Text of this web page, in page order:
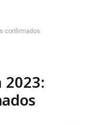
confirmados
2023: